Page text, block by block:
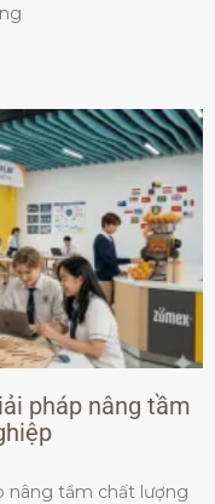
pháp nâng tầm
nâng tầm chất lượng